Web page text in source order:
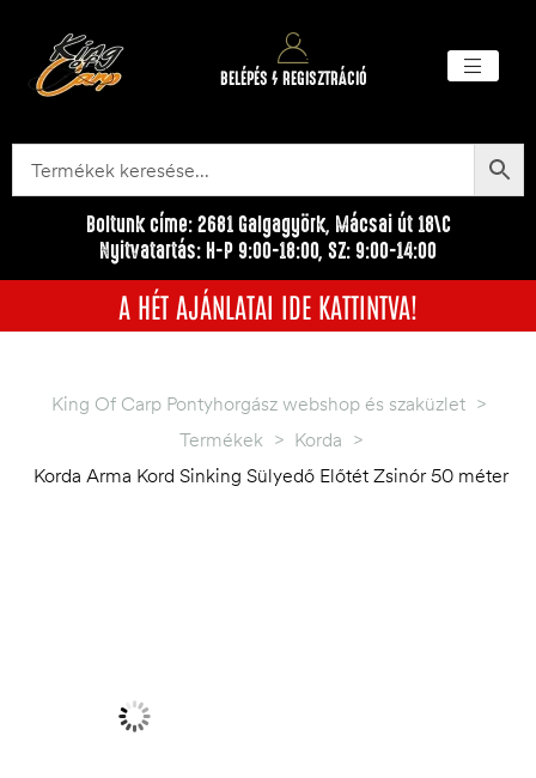
BELÉPÉS / REGISZTRÁCIÓ
Boltunk címe: 2681 Galgagyörk, Mácsai út 18\C
Nyitvatartás: H-P 9:00-18:00, SZ: 9:00-14:00
A HÉT AJÁNLATAI IDE KATTINTVA!
King Of Carp Pontyhorgász webshop és szaküzlet >
Termékek > Korda >
Korda Arma Kord Sinking Sülyedő Előtét Zsinór 50 méter